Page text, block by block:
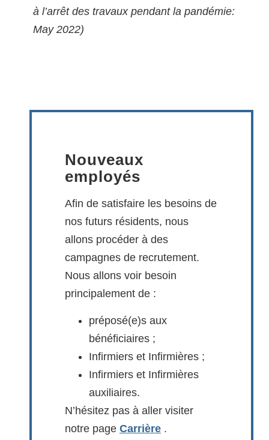
à l’arrêt des travaux pendant la pandémie:
May 2022)
Nouveaux
employés
Afin de satisfaire les besoins de
nos futurs résidents, nous
allons procéder à des
campagnes de recrutement.
Nous allons voir besoin
principalement de :
préposé(e)s aux
bénéficiaires ;
Infirmiers et Infirmières ;
Infirmiers et Infirmières
auxiliaires.
N’hésitez pas à aller visiter
notre page Carrière .